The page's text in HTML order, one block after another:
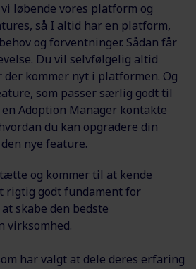
løbende vores platform og
så I altid har en platform,
og forventninger. Sådan får
Du vil selvfølgelig altid
kommer nyt i platformen. Og
som passer særlig godt til
Adoption Manager kontakte
du kan opgradere din
nye feature.
og kommer til at kende
rigtig godt fundament for
skabe den bedste
virksomhed.
har valgt at dele deres erfaring